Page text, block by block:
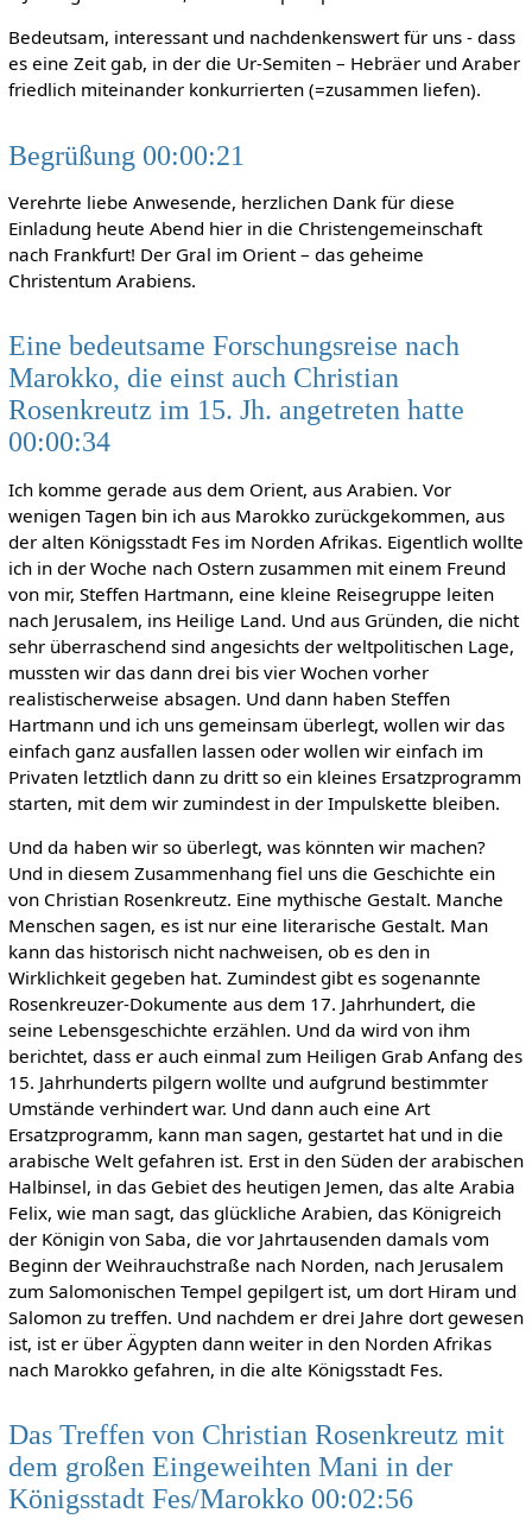
Bedeutsam, interessant und nachdenkenswert für uns - dass
es eine Zeit gab, in der die Ur-Semiten – Hebräer und Araber
friedlich miteinander konkurrierten (=zusammen liefen).
Begrüßung 00:00:21
Verehrte liebe Anwesende, herzlichen Dank für diese
Einladung heute Abend hier in die Christengemeinschaft
nach Frankfurt! Der Gral im Orient – das geheime
Christentum Arabiens.
Eine bedeutsame Forschungsreise nach
Marokko, die einst auch Christian
Rosenkreutz im 15. Jh. angetreten hatte
00:00:34
Ich komme gerade aus dem Orient, aus Arabien. Vor
wenigen Tagen bin ich aus Marokko zurückgekommen, aus
der alten Königsstadt Fes im Norden Afrikas. Eigentlich wollte
ich in der Woche nach Ostern zusammen mit einem Freund
von mir, Steffen Hartmann, eine kleine Reisegruppe leiten
nach Jerusalem, ins Heilige Land. Und aus Gründen, die nicht
sehr überraschend sind angesichts der weltpolitischen Lage,
mussten wir das dann drei bis vier Wochen vorher
realistischerweise absagen. Und dann haben Steffen
Hartmann und ich uns gemeinsam überlegt, wollen wir das
einfach ganz ausfallen lassen oder wollen wir einfach im
Privaten letztlich dann zu dritt so ein kleines Ersatzprogramm
starten, mit dem wir zumindest in der Impulskette bleiben.
Und da haben wir so überlegt, was könnten wir machen?
Und in diesem Zusammenhang fiel uns die Geschichte ein
von Christian Rosenkreutz. Eine mythische Gestalt. Manche
Menschen sagen, es ist nur eine literarische Gestalt. Man
kann das historisch nicht nachweisen, ob es den in
Wirklichkeit gegeben hat. Zumindest gibt es sogenannte
Rosenkreuzer-Dokumente aus dem 17. Jahrhundert, die
seine Lebensgeschichte erzählen. Und da wird von ihm
berichtet, dass er auch einmal zum Heiligen Grab Anfang des
15. Jahrhunderts pilgern wollte und aufgrund bestimmter
Umstände verhindert war. Und dann auch eine Art
Ersatzprogramm, kann man sagen, gestartet hat und in die
arabische Welt gefahren ist. Erst in den Süden der arabischen
Halbinsel, in das Gebiet des heutigen Jemen, das alte Arabia
Felix, wie man sagt, das glückliche Arabien, das Königreich
der Königin von Saba, die vor Jahrtausenden damals vom
Beginn der Weihrauchstraße nach Norden, nach Jerusalem
zum Salomonischen Tempel gepilgert ist, um dort Hiram und
Salomon zu treffen. Und nachdem er drei Jahre dort gewesen
ist, ist er über Ägypten dann weiter in den Norden Afrikas
nach Marokko gefahren, in die alte Königsstadt Fes.
Das Treffen von Christian Rosenkreutz mit
dem großen Eingeweihten Mani in der
Königsstadt Fes/Marokko 00:02:56